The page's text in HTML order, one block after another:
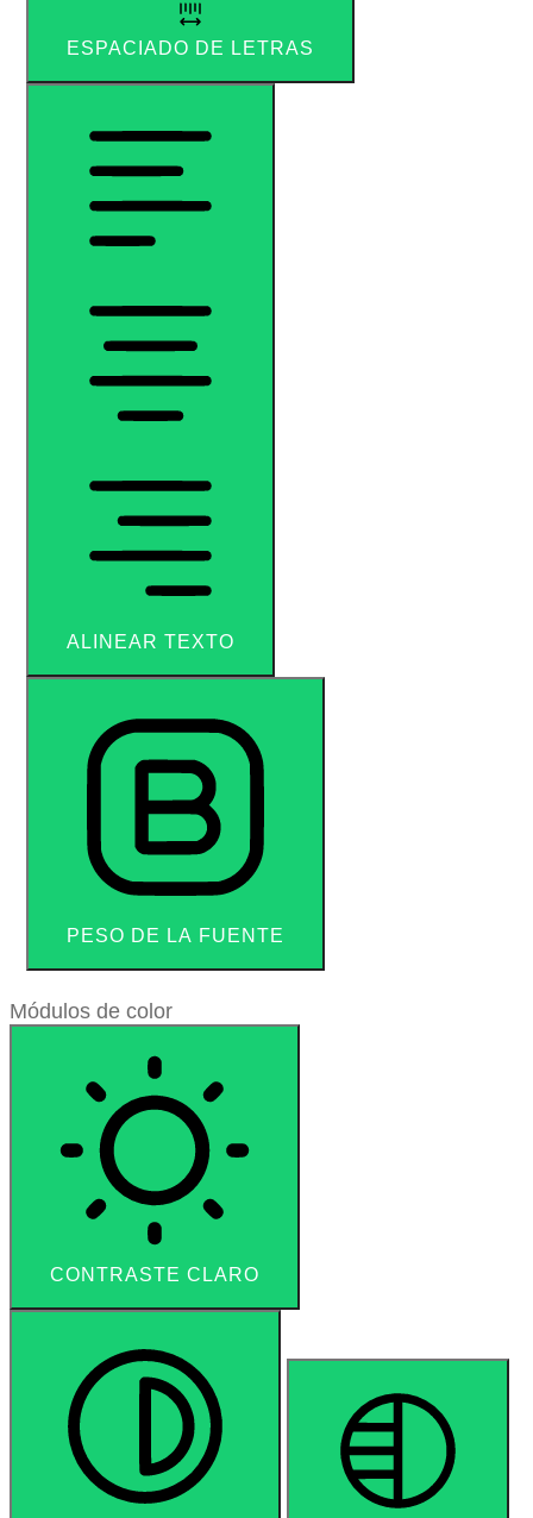
ESPACIADO DE LETRAS
ALINEAR TEXTO
PESO DE LA FUENTE
Módulos de color
CONTRASTE CLARO